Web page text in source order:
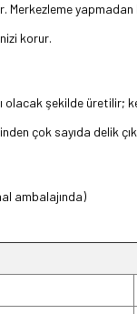
Merkezleme
korur.
şekilde üretilir;
çok sayıda delik
ambalajında)